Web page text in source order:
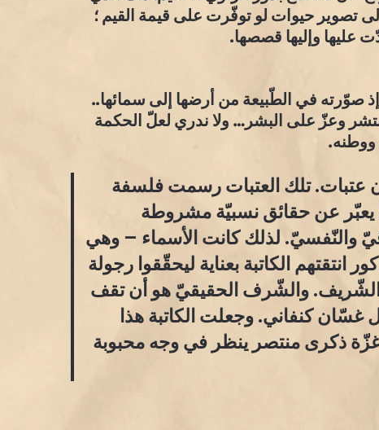
تصوير حيوات لو توفّرت على قيمة القيم ؛
عليها وإليها قصصها.
في الطّبيعة من أرضها إلى سمائها..
وعزّ على البشر… ولا ندري لعلّ الحكمة
ووطنه.
عتبات. تلك العتبات رسمت فلسفة
يعبّر عن حقائق نسبيّة مشروطة
والنّفسيّ. لذلك كانت الأسماء – وهي
الكاتبة بعناية ليحقّقوا رجولة
والشّرف الحقيقيّ هو أن تقف
كنفاني. وجعلت الكاتبة هذا
ذكرى منتصر ينظر في وجه محبوبة